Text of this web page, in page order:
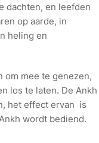
dachten, en leefden
op aarde, in
heling en
om mee te genezen,
los te laten. De Ankh
het effect ervan is
wordt bediend.